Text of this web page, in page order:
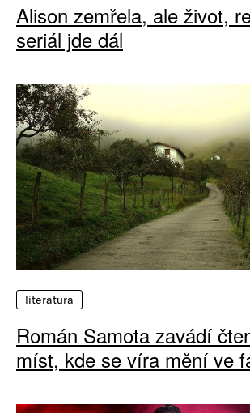
Alison zemřela, ale život,
seriál jde dál
literatura
Román Samota zavádí
míst, kde se víra mění ve